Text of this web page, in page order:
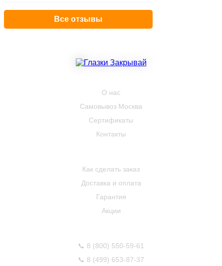
Все отзывы
О нас
Самовывоз Москва
Сертификаты
Контакты
Как сделать заказ
Доставка и оплата
Гарантия
Акции
📞 8 (800) 550-59-61
📞 8 (499) 653-87-37